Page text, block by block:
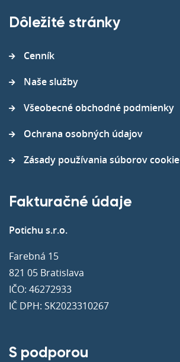
Dôležité stránky
Cenník
Naše služby
Všeobecné obchodné podmienky
Ochrana osobných údajov
Zásady používania súborov cookie
Fakturačné údaje
Potichu s.r.o.
Farebná 15
821 05 Bratislava
IČO: 46272933
IČ DPH: SK2023310267
S podporou